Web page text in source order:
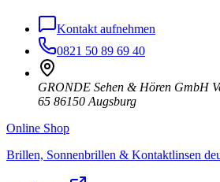
Kontakt aufnehmen
0821 50 89 69 40
GRONDE Sehen & Hören GmbH
65 86150 Augsburg
Online Shop
Brillen, Sonnenbrillen & Kontaktlinsen